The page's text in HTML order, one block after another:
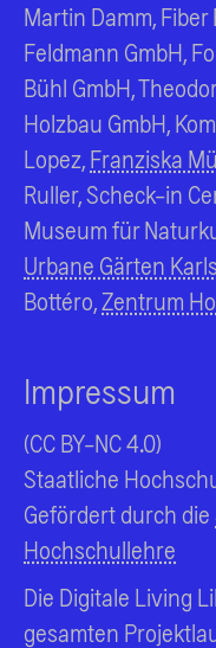
Martin Damm,
Feldmann GmbH,
Bühl GmbH,
Holzbau GmbH,
Lopez, Franziska
Ruller, Scheck-in
Museum für
Urbane Gärten
Bottéro,Zentrum
Impressum
(CC BY-NC 4.0)
Staatliche
Gefördert durch die
Hochschullehre
Die Digitale Living
gesamten